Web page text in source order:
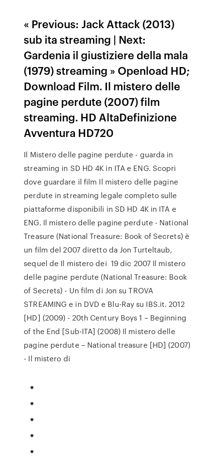
« Previous: Jack Attack (2013)
sub ita streaming | Next:
Gardenia il giustiziere della mala
(1979) streaming » Openload HD;
Download Film. Il mistero delle
pagine perdute (2007) film
streaming. HD AltaDefinizione
Avventura HD720
Il Mistero delle pagine perdute - guarda in
streaming in SD HD 4K in ITA e ENG. Scopri
dove guardare il film Il mistero delle pagine
perdute in streaming legale completo sulle
piattaforme disponibili in SD HD 4K in ITA e
ENG. Il mistero delle pagine perdute - National
Treasure (National Treasure: Book of Secrets) è
un film del 2007 diretto da Jon Turteltaub,
sequel de Il mistero dei 19 dic 2007 Il mistero
delle pagine perdute (National Treasure: Book
of Secrets) - Un film di Jon su TROVA
STREAMING e in DVD e Blu-Ray su IBS.it. 2012
[HD] (2009) - 20th Century Boys 1 – Beginning
of the End [Sub-ITA] (2008) Il mistero delle
pagine perdute – National treasure [HD] (2007)
- Il mistero di